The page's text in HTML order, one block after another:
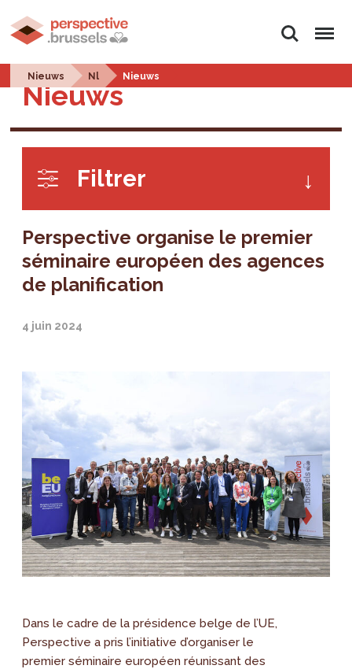
Rechercher
Menu
Nieuws Nl Nieuws
Nieuws
Filtrer
Perspective organise le premier
séminaire européen des agences
de planification
4 juin 2024
Dans le cadre de la présidence belge de l’UE,
Perspective a pris l’initiative d’organiser le
premier séminaire européen réunissant des